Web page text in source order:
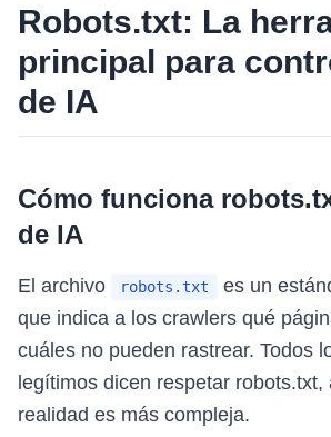
Robots.txt: La
principal para
de IA
Cómo funciona
de IA
El archivo robots.txt
es un
que indica a los crawlers qué
cuáles no pueden rastrear. Todos
legítimos dicen respetar robots.txt,
realidad es más compleja.